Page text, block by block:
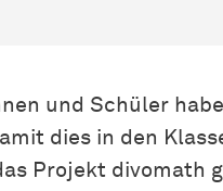
und Schüler
dies in den
Projekt divomath